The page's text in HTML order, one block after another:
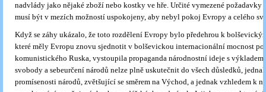
nadvlády jako nějaké zboží nebo kostky ve hře. Určité vymezené požadavky
musí být v mezích možností uspokojeny, aby nebyl pokoj Evropy a celého
Když se záhy ukázalo, že toto rozdělení Evropy bylo předehrou k
které měly Evropu znovu sjednotit v bolševickou internacionální mocnost
komunistického Ruska, vystoupila propaganda národnostní ideje s
svobody a sebeurčení národů nelze plně uskutečnit do všech důsledků,
promísenosti národů, zvětšující se směrem na Východ, a jednak vzhledem k